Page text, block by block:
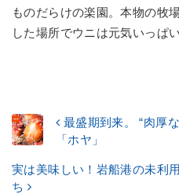
ものだらけの楽園。本物の牧
した場所でウニは元気いっぱ
最盛期到来。 “肉厚
「ホヤ」
実は美味しい！岩船港の未利
ち